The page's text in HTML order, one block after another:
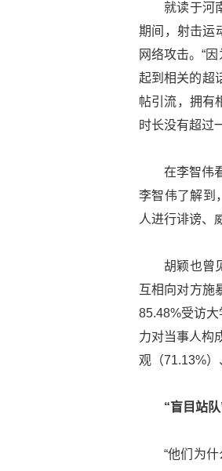
就读于河
期间，射击运
网络攻击。“
起到相关的超
帖引流，拥有
时长没有超过
在李智伟
李智伟了解到
人进行诽谤、
胡颖也曾
互相向对方施
85.48%受访
力对当事人构
观（71.13%）
“盲目站
“他们为